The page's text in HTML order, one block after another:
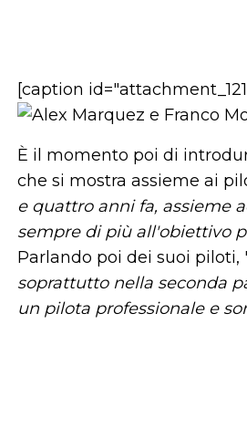
[caption
È il momento poi di
che si mostra assieme ai
e quattro anni fa, assieme
sempre di più all'obiettivo
Parlando poi dei suoi piloti,
soprattutto nella seconda
un pilota professionale e